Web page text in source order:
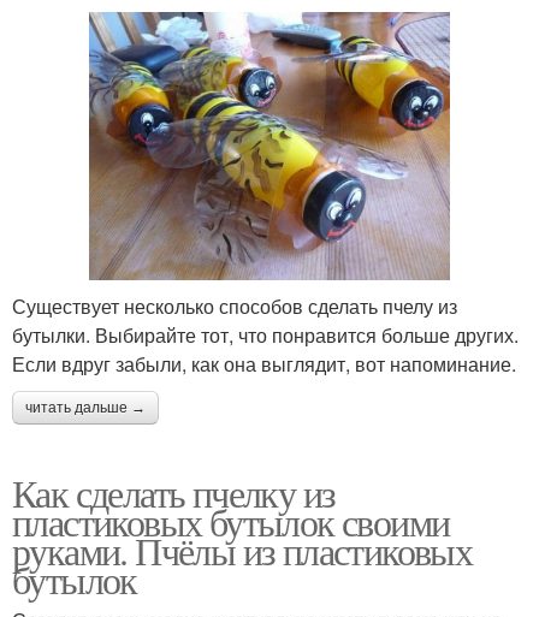
Существует несколько способов сделать пчелу из
бутылки. Выбирайте тот, что понравится больше других.
Если вдруг забыли, как она выглядит, вот напоминание.
читать дальше →
Как сделать пчелку из
пластиковых бутылок своими
руками. Пчёлы из пластиковых
бутылок